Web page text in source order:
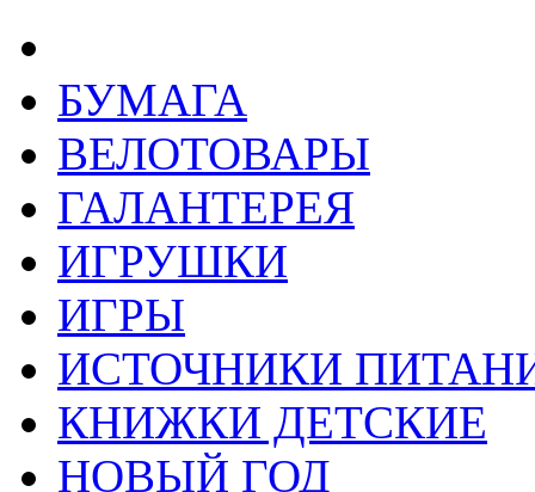
БУМАГА
ВЕЛОТОВАРЫ
ГАЛАНТЕРЕЯ
ИГРУШКИ
ИГРЫ
ИСТОЧНИКИ
КНИЖКИ ДЕТСКИЕ
НОВЫЙ ГОД